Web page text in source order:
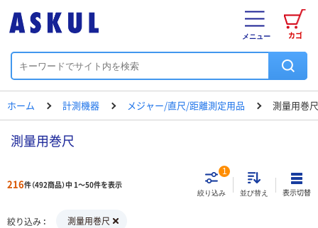
カゴ
メニュー
ホーム 計測機器 メジャー/直尺/距離測定用品 測量用巻尺
測量用巻尺
216件（492商品）中 1～50件を表示
絞り込み
1
並び替え 表示切替
絞り込み 測量用巻尺